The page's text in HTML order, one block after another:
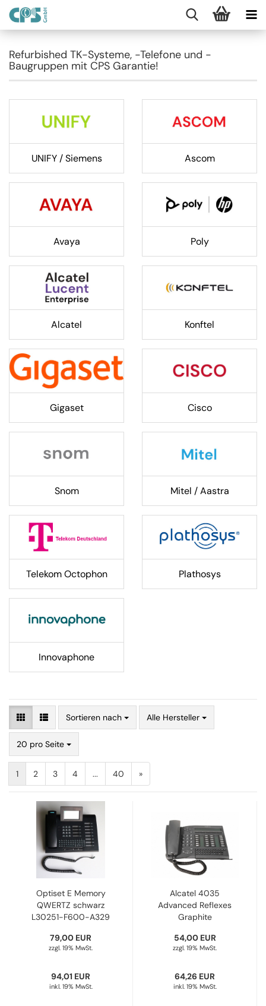
Refurbished TK-Systeme, -Telefone und -
Baugruppen mit CPS Garantie!
UNIFY / Siemens Ascom
Avaya Poly
Alcatel Konftel
Gigaset Cisco
Snom Mitel / Aastra
Telekom Octophon Plathosys
Innovaphone
Sortieren nach Alle Hersteller
20 pro Seite
1 2 3 4 ... 40 »
Optiset E Memory
QWERTZ schwarz
L30251-F600-A329
79,00 EUR
zzgl. 19% MwSt.
94,01 EUR
inkl. 19% MwSt.
Alcatel 4035
Advanced Reflexes
Graphite
Refurbished
54,00 EUR
zzgl. 19% MwSt.
64,26 EUR
inkl. 19% MwSt.